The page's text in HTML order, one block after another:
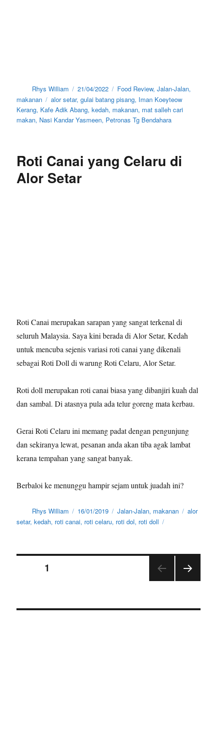
Author
Rhys William
Posted
on
21/04/2022 Categories
Food Review,Jalan-Jalan,
makanan
Tags
alor setar,gulai batang pisang, Iman Koeyteow
Kerang, Kafe Adik Abang,kedah, makanan, mat salleh cari
makan, Nasi Kandar Yasmeen, Petronas Tg Bendahara
Roti Canai yang Celaru di
Alor Setar
Roti Canai merupakan sarapan yang sangat terkenal di
seluruh Malaysia. Saya kini berada di Alor Setar, Kedah
untuk mencuba sejenis variasi roti canai yang dikenali
sebagai Roti Doll di warung Roti Celaru, Alor Setar.
Roti doll merupakan roti canai biasa yang dibanjiri kuah dal
dan sambal. Di atasnya pula ada telur goreng mata kerbau.
Gerai Roti Celaru ini memang padat dengan pengunjung
dan sekiranya lewat, pesanan anda akan tiba agak lambat
kerana tempahan yang sangat banyak.
Berbaloi ke menunggu hampir sejam untuk juadah ini?
Author
Rhys William
Posted
on
16/01/2019 Categories
Jalan-Jalan, makanan Tags
alor
setar,kedah, roti canai, roti celaru, roti dol, roti doll
Posts
1